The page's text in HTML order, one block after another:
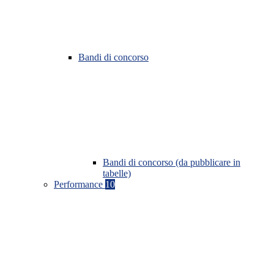
Bandi di concorso
Bandi di concorso (da pubblicare in
tabelle)
Performance 10